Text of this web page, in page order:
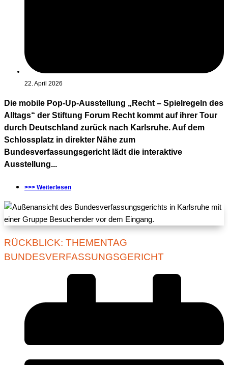
22. April 2026
Die mobile Pop-Up-Ausstellung „Recht – Spielregeln des
Alltags“ der Stiftung Forum Recht kommt auf ihrer Tour
durch Deutschland zurück nach Karlsruhe. Auf dem
Schlossplatz in direkter Nähe zum
Bundesverfassungsgericht lädt die interaktive
Ausstellung...
>>> Weiterlesen
RÜCKBLICK: THEMENTAG
BUNDESVERFASSUNGSGERICHT